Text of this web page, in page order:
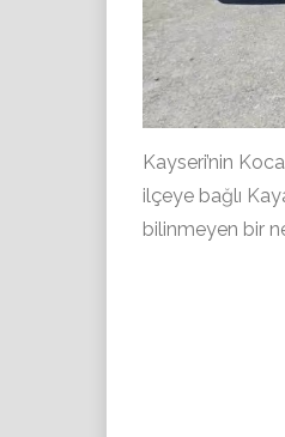
Kayseri’nin
ilçeye bağlı
bilinmeyen bir